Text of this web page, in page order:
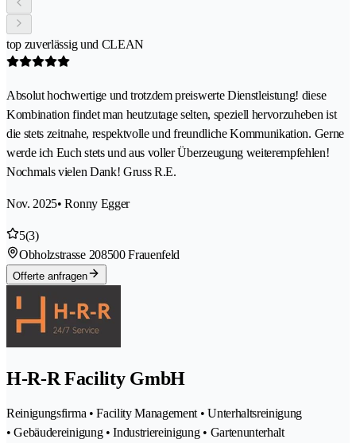
top zuverlässig und CLEAN
Absolut hochwertige und trotzdem preiswerte Dienstleistung! diese
Kombination findet man heutzutage selten, speziell hervorzuheben ist
die stets zeitnahe, respektvolle und freundliche Kommunikation. Gerne
werde ich Euch stets und aus voller Überzeugung weiterempfehlen!
Nochmals vielen Dank! Gruss R.E.
Nov. 2025• Ronny Egger
5(3)
Obholzstrasse 208500 Frauenfeld
Offerte anfragen
H-R-R Facility GmbH
Reinigungsfirma • Facility Management • Unterhaltsreinigung
• Gebäudereinigung • Industriereinigung • Gartenunterhalt